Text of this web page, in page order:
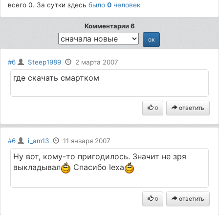
всего 0. За сутки здесьбыло0 человек
Комментарии 6
#6 Steep1989 2 марта 2007
где скачать смартком
0 ответить
#6 i_am13 11 января 2007
Ну вот, кому-то пригодилось. Значит не зря
выкладывал
Спасибо lexa
0 ответить